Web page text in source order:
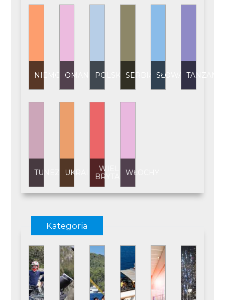
NIEMCY OMAN POLSKASERBIA SŁOWACJATANZANIA
TUNEZJAUKRAINAWIELKA
BRYTANIAWŁOCHY
Kategoria